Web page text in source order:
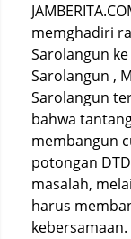
memghadiri
Sarolangun
Sarolangun ,
Sarolangun
bahwa
membangun
potongan
masalah,
harus
kebersamaan.